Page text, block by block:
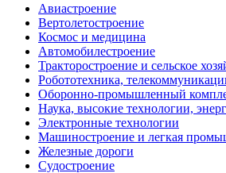
Авиастроение
Вертолетостроение
Космос и медицина
Автомобилестроение
Тракторостроение и сельское
Робототехника,
Оборонно-промышленный
Наука, высокие технологии,
Электронные технологии
Машиностроение и легкая
Железные дороги
Судостроение